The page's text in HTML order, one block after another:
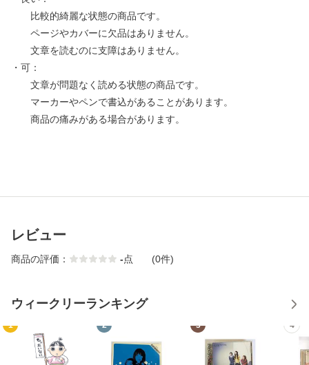
比較的綺麗な状態の商品です。
ページやカバーに欠品はありません。
文章を読むのに支障はありません。
・可：
文章が問題なく読める状態の商品です。
マーカーやペンで書込があることがあります。
商品の痛みがある場合があります。
レビュー
商品の評価： -点 (0件)
ウィークリーランキング
1 2 3 4